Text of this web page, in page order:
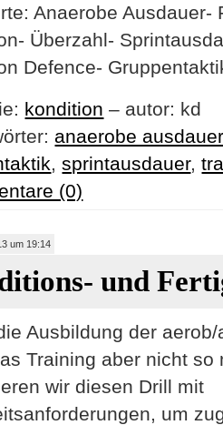
Anaerobe Ausdauer-
Überzahl-
Defence-
kondition – autor: kd
anaerobe ausdauer
,sprintausdauer,
(0)
um 19:14
und
Ausbildung der
Training aber nicht so
wir diesen Drill mit
um